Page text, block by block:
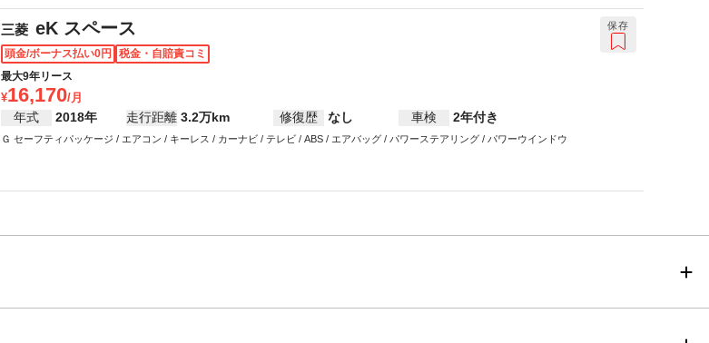
三菱 eK スペース
頭金/ボーナス払い0円
税金・自賠責コミ
最大9年リース
16,170
年式 2018年 走行距離 3.2万km 修復歴 なし 車検 2年付き
Ｇ セーフティパッケージ / エアコン / キーレス / カーナビ / テレビ / ABS / エアバッグ / パワーステアリング / パワーウインドウ
保存